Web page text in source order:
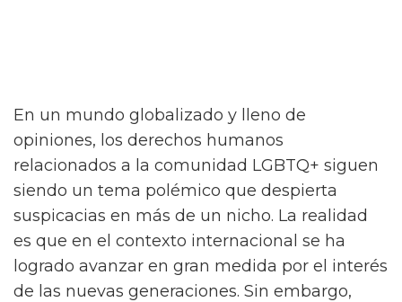
En un mundo globalizado y lleno de
opiniones, los derechos humanos
relacionados a la comunidad LGBTQ+ siguen
siendo un tema polémico que despierta
suspicacias en más de un nicho. La realidad
es que en el contexto internacional se ha
logrado avanzar en gran medida por el interés
de las nuevas generaciones. Sin embargo,